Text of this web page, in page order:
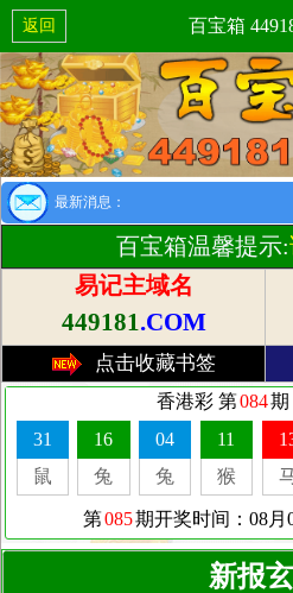
返回 百宝箱
最新消息：
百宝箱温馨提示:
易记主域名
449181.COM
点击收藏书签
新报